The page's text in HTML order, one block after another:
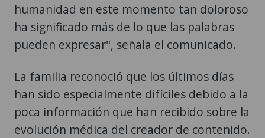
humanidad en este momento tan doloroso
ha significado más de lo que las palabras
pueden expresar", señala el comunicado.
La familia reconoció que los últimos días
han sido especialmente difíciles debido a la
poca información que han recibido sobre la
evolución médica del creador de contenido.